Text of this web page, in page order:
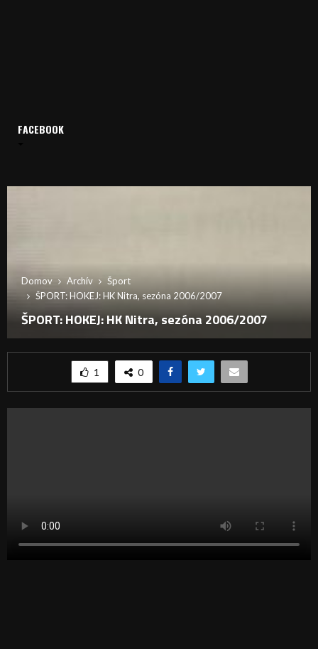
Domov Archív
Šport
ŠPORT: HOKEJ: HK Nitra, sezóna 2006/2007
ŠPORT: HOKEJ: HK Nitra, sezóna 2006/2007
1 0
FACEBOOK